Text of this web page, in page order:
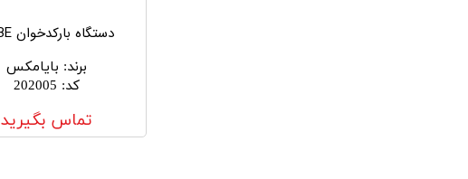
دستگاه بارکدخوان CUBE
برند: بایامکس
کد:
202005
تماس بگیرید